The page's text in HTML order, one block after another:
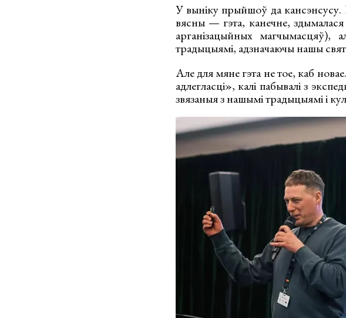
У выніку прыйшоў да кансэнсусу.
вясны — гэта, канечне, здымалася
арганізацыйных магчымасцяў),
традыцыямі, адзначаючы нашы
Але для мяне гэта не тое, каб
адлегласці», калі пабывалі з
звязаныя з нашымі традыцыямі і